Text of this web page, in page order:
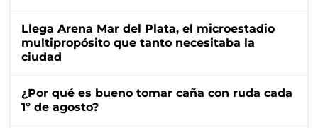
Llega Arena Mar del Plata, el microestadio
multipropósito que tanto necesitaba la
ciudad
¿Por qué es bueno tomar caña con ruda cada
1º de agosto?